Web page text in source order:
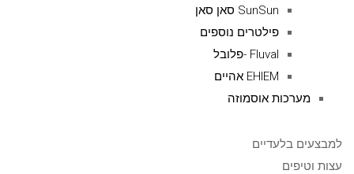
SunSun סאן סאן
פילטרים נוספים
Fluval -פלובל
EHIEM אהיים
מערכות אוסמוזה
למבצעים בלעדיים
עצות וטיפים